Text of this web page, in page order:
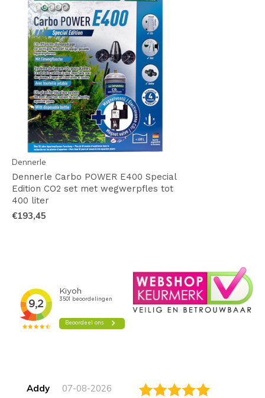
Dennerle
Dennerle Carbo POWER E400 Special
Edition CO2 set met wegwerpfles tot
400 liter
€193,45
Addy 07-08-2026